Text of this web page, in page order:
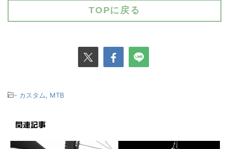
TOPに戻る
- カスタム MTB
関連記事